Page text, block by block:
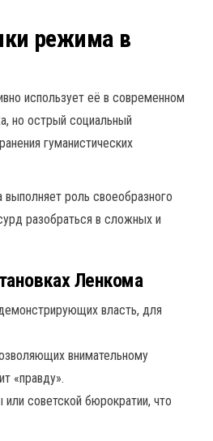
режима в
использует её в современном
но острый социальный
гуманистических
выполняет роль своеобразного
разобраться в сложных и
Ленкома
власть, для
внимательному
«правду».
советской бюрократии, что